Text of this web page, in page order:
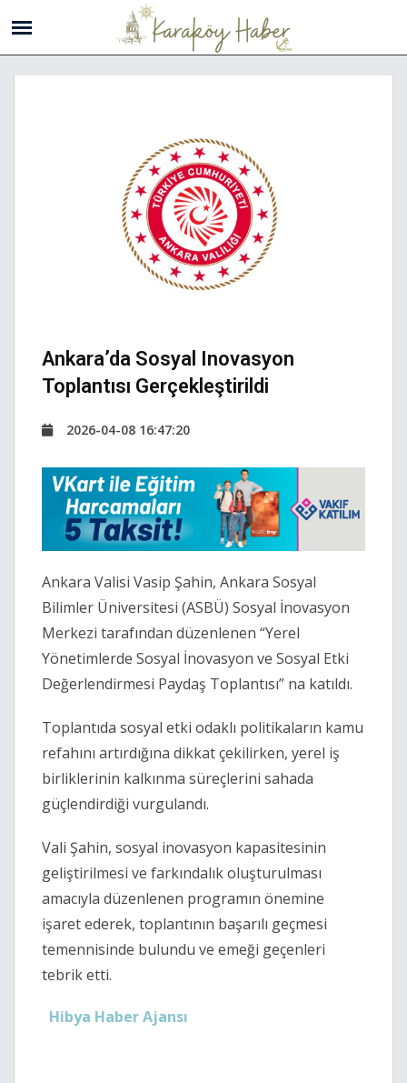
Ankara’da Sosyal Inovasyon
Toplantısı Gerçekleştirildi
2026-04-08 16:47:20
Ankara Valisi Vasip Şahin, Ankara Sosyal
Bilimler Üniversitesi (ASBÜ) Sosyal İnovasyon
Merkezi tarafından düzenlenen “Yerel
Yönetimlerde Sosyal İnovasyon ve Sosyal Etki
Değerlendirmesi Paydaş Toplantısı” na katıldı.
Toplantıda sosyal etki odaklı politikaların kamu
refahını artırdığına dikkat çekilirken, yerel iş
birliklerinin kalkınma süreçlerini sahada
güçlendirdiği vurgulandı.
Vali Şahin, sosyal inovasyon kapasitesinin
geliştirilmesi ve farkındalık oluşturulması
amacıyla düzenlenen programın önemine
işaret ederek, toplantının başarılı geçmesi
temennisinde bulundu ve emeği geçenleri
tebrik etti.
Hibya Haber Ajansı